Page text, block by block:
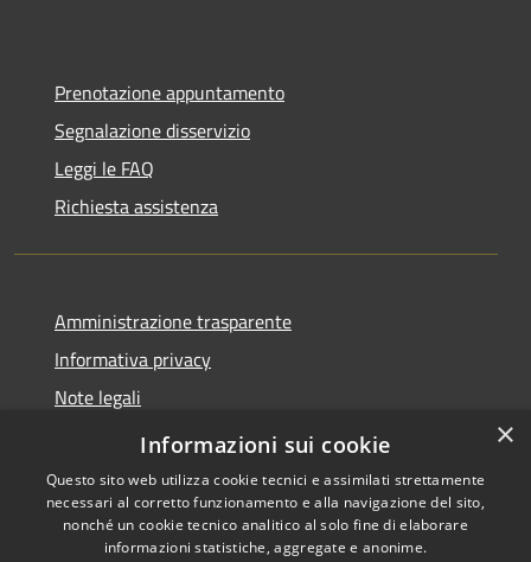
Prenotazione appuntamento
Segnalazione disservizio
Leggi le FAQ
Richiesta assistenza
Amministrazione trasparente
Informativa privacy
Note legali
Dichiarazione di accessibilità
Copyright © 2026 • Comune di
×
Informazioni sui cookie
Questo sito web utilizza cookie tecnici e assimilati strettamente
necessari al corretto funzionamento e alla navigazione del sito,
nonché un cookie tecnico analitico al solo fine di elaborare
informazioni statistiche, aggregate e anonime.